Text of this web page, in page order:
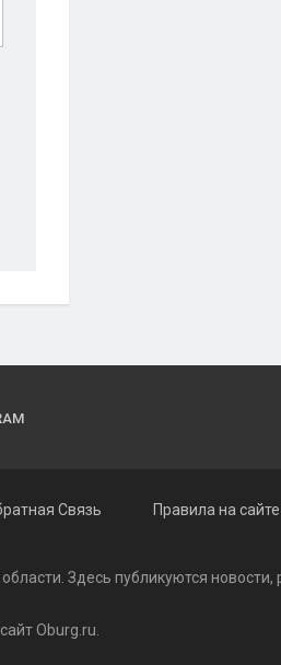
Связь Правила на сайте
Здесь публикуются новости,
Oburg.ru.